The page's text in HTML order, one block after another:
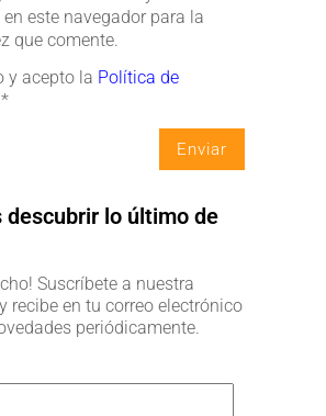
este navegador para la
que comente.
y acepto la Política de
*
descubrir lo último de
Suscríbete a nuestra
recibe en tu correo electrónico
periódicamente.